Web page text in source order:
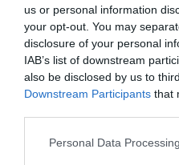
us or personal information
your opt-out. You may
disclosure of your personal
IAB’s list of downstream
also be disclosed by us to
Downstream Participants that
Personal Data
hi ha inseguretat
demanant com era
de llicències,
tenien previst, però
que d'aquí un parell
projectes.